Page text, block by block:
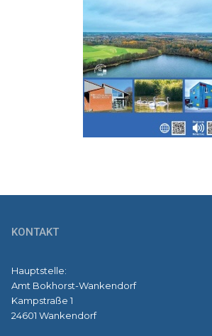
KONTAKT
Hauptstelle:
Amt Bokhorst-Wankendorf
Kampstraße 1
24601 Wankendorf